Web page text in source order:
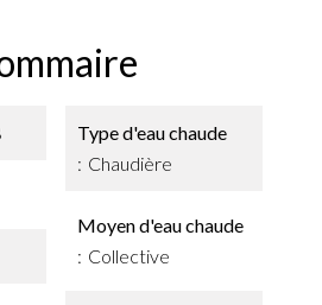
Type d'eau chaude
Chaudière
Moyen d'eau chaude
Collective